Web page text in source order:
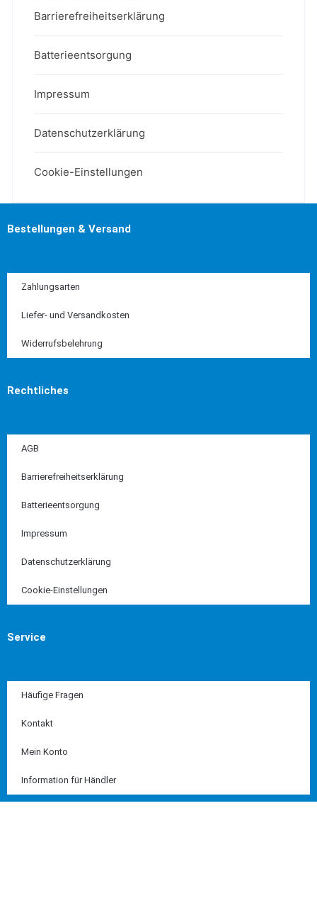
Barrierefreiheitserklärung
Batterieentsorgung
Impressum
Datenschutzerklärung
Cookie-Einstellungen
Bestellungen & Versand
Zahlungsarten
Liefer- und Versandkosten
Widerrufsbelehrung
Rechtliches
AGB
Barrierefreiheitserklärung
Batterieentsorgung
Impressum
Datenschutzerklärung
Cookie-Einstellungen
Service
Häufige Fragen
Kontakt
Mein Konto
Information für Händler